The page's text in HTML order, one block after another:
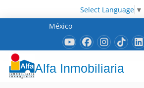
Select Language ▼
México
Alfa Inmobiliaria